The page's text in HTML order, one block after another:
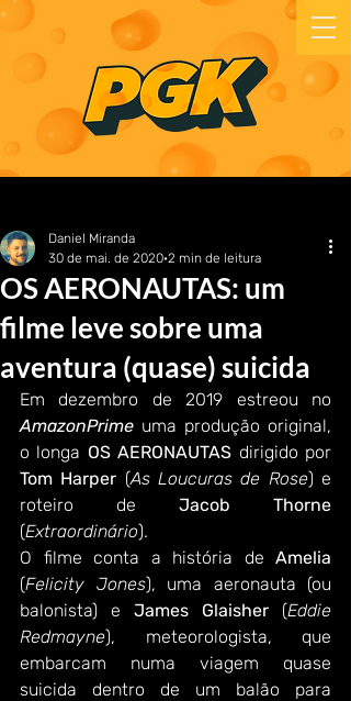
OS AERONAUTAS: um
filme leve sobre uma
aventura (quase) suicida
Daniel Miranda
30 de mai. de 2020 2 min de leitura
AmazonPrime uma produção original,
o longa OS AERONAUTAS
Tom Harper (As Loucuras de Rose) e
roteiro de Jacob Thorne
(Extraordinário).
O filme conta a história de Amelia
(Felicity Jones), uma aeronauta (ou
balonista) e James Glaisher (Eddie
Redmayne), meteorologista, que
embarcam numa viagem quase
suicida dentro de um balão para